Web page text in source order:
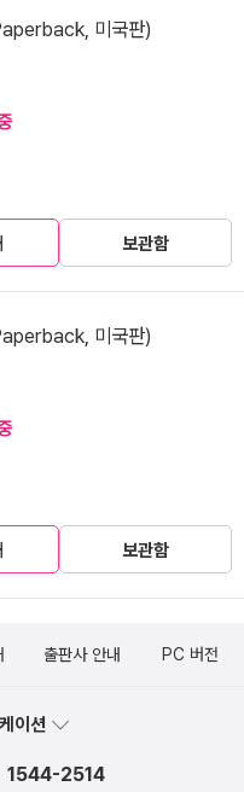
미국판)
보관함
미국판)
보관함
출판사 안내 PC 버전
이션
1544-2514